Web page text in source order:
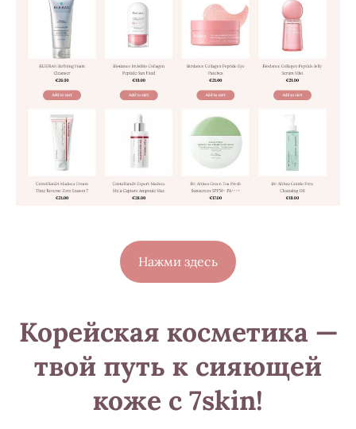
​Нажми здесь​
Корейская косметика —
твой путь к сияющей
коже с 7skin!